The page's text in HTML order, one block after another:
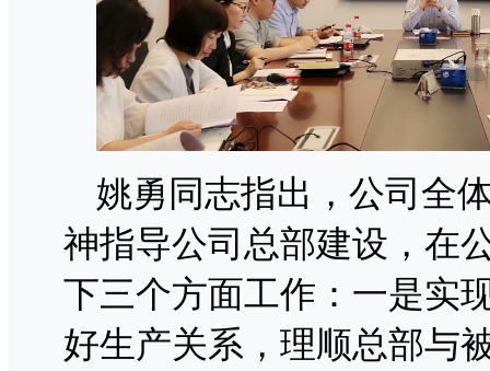
姚勇同志指出，公司全
神指导公司总部建设，在
下三个方面工作：一是实
好生产关系，理顺总部与